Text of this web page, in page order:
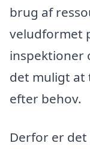
brug af
veludformet
inspektioner
det muligt at
efter behov.
Derfor er